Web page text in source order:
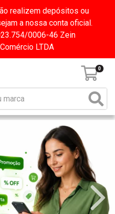
realizem depósitos ou
a nossa conta oficial.
0006-46 Zein
LTDA
0